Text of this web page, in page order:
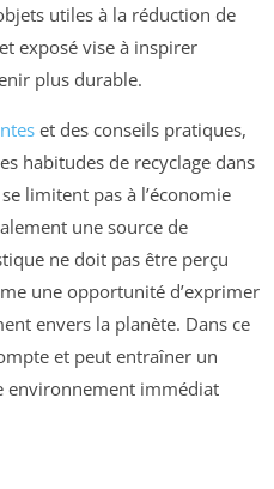
utiles à la réduction de
exposé vise à inspirer
plus durable.
et des conseils pratiques,
habitudes de recyclage dans
limitent pas à l’économie
une source de
ne doit pas être perçu
une opportunité d’exprimer
envers la planète. Dans ce
et peut entraîner un
environnement immédiat